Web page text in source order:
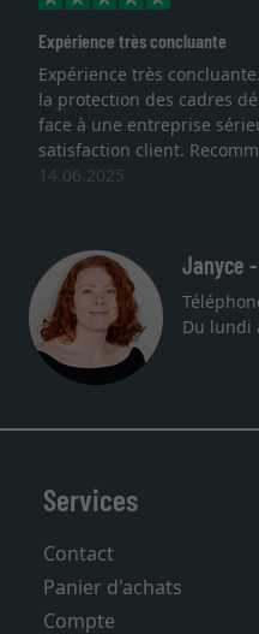
Expérience très concluante
Expérience très
la protection des cadres
face à une entreprise
satisfaction client.
14.06.2025
Janyce -
Du lundi
Services
Contact
Panier d'achats
Compte